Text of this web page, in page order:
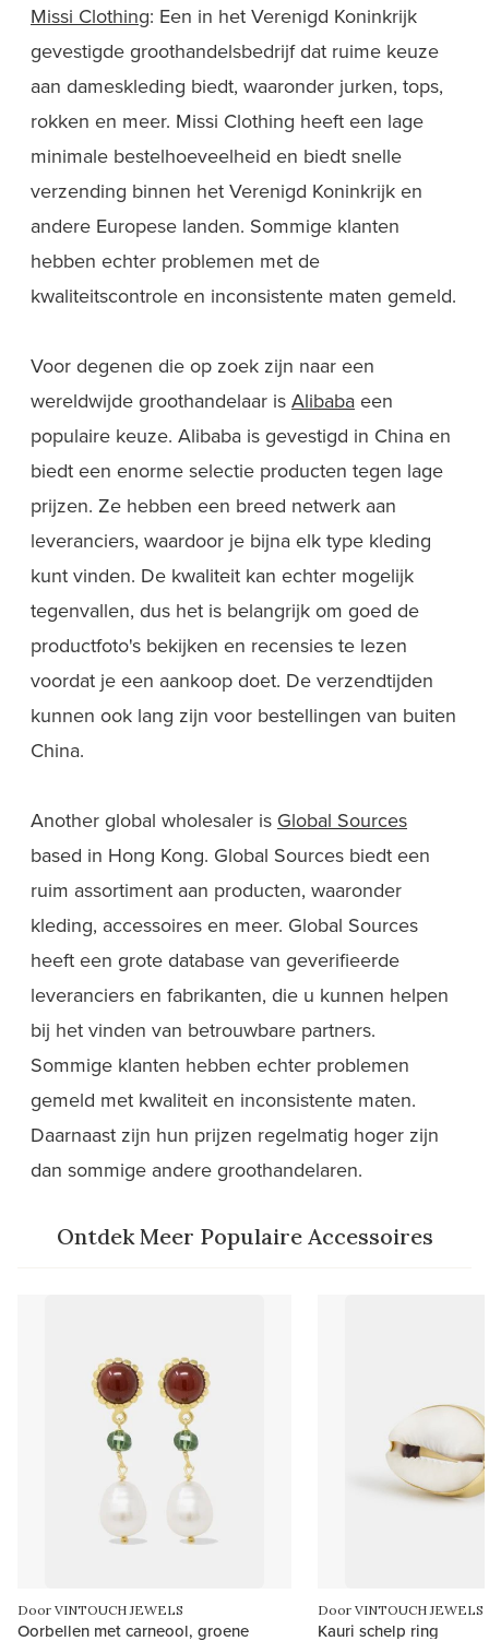
Missi Clothing: Een in het Verenigd Koninkrijk
gevestigde groothandelsbedrijf dat ruime keuze
aan dameskleding biedt, waaronder jurken, tops,
rokken en meer. Missi Clothing heeft een lage
minimale bestelhoeveelheid en biedt snelle
verzending binnen het Verenigd Koninkrijk en
andere Europese landen. Sommige klanten
hebben echter problemen met de
kwaliteitscontrole en inconsistente maten gemeld.
Voor degenen die op zoek zijn naar een
wereldwijde groothandelaar is Alibaba een
populaire keuze. Alibaba is gevestigd in China en
biedt een enorme selectie producten tegen lage
prijzen. Ze hebben een breed netwerk aan
leveranciers, waardoor je bijna elk type kleding
kunt vinden. De kwaliteit kan echter mogelijk
tegenvallen, dus het is belangrijk om goed de
productfoto's bekijken en recensies te lezen
voordat je een aankoop doet. De verzendtijden
kunnen ook lang zijn voor bestellingen van buiten
China.
Another global wholesaler is Global Sources
based in Hong Kong. Global Sources biedt een
ruim assortiment aan producten, waaronder
kleding, accessoires en meer. Global Sources
heeft een grote database van geverifieerde
leveranciers en fabrikanten, die u kunnen helpen
bij het vinden van betrouwbare partners.
Sommige klanten hebben echter problemen
gemeld met kwaliteit en inconsistente maten.
Daarnaast zijn hun prijzen regelmatig hoger zijn
dan sommige andere groothandelaren.
Ontdek Meer Populaire Accessoires
Door VINTOUCH JEWELS
Oorbellen met carneool, groene
Door VINTOUCH JEWELS
Kauri schelp ring